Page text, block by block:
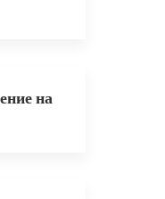
на